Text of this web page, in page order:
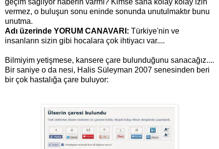
vermez, o buluşun sonu eninde sonunda unutulmaktır bunu
unutma.
Adı üzerinde YORUM CANAVARI: Türkiye'nin ve
insanların sizin gibi hocalara çok ihtiyacı var....
Bilmiyim yetişmese, kansere çare bulunduğunu sanacağız....
Bir saniye o da nesi, Halis Süleyman 2007 senesinden beri
bir çok hastalığa çare buluyor: